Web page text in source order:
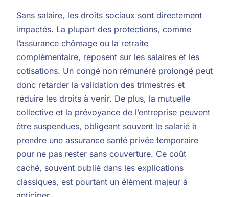
Sans salaire, les droits sociaux sont directement
impactés. La plupart des protections, comme
l’assurance chômage ou la retraite
complémentaire, reposent sur les salaires et les
cotisations. Un congé non rémunéré prolongé peut
donc retarder la validation des trimestres et
réduire les droits à venir. De plus, la mutuelle
collective et la prévoyance de l’entreprise peuvent
être suspendues, obligeant souvent le salarié à
prendre une assurance santé privée temporaire
pour ne pas rester sans couverture. Ce coût
caché, souvent oublié dans les explications
classiques, est pourtant un élément majeur à